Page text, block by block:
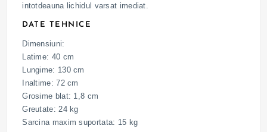
intotdeauna lichidul varsat imediat.
DATE TEHNICE
Dimensiuni:
Latime: 40 cm
Lungime: 130 cm
Inaltime: 72 cm
Grosime blat: 1,8 cm
Greutate: 24 kg
Sarcina maxim suportata: 15 kg